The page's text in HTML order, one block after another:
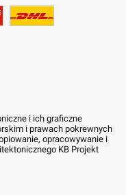
i ich graficzne
i prawach pokrewnych
opracowywanie i
KB Projekt